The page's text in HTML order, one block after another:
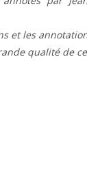
et les
qualité de